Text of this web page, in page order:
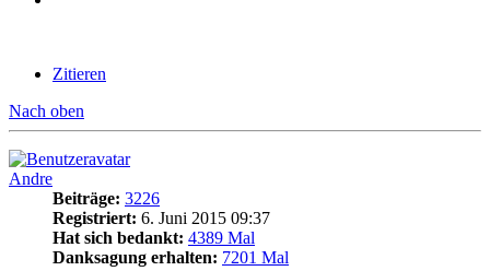
Zitieren
Nach oben
Andre
Beiträge: 3226
Registriert: 6. Juni 2015 09:37
Hat sich bedankt: 4389 Mal
Danksagung erhalten: 7201 Mal